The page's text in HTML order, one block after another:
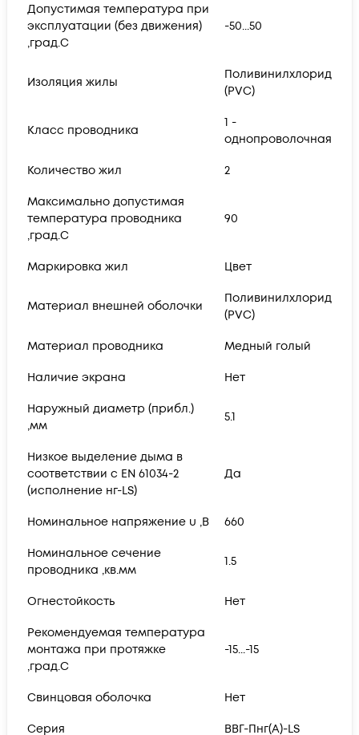
Допустимая температура при
эксплуатации (без движения)
,град.C
-50...50
Изоляция жилы
Поливинилхлорид
(PVC)
Класс проводника
1 -
однопроволочная
Количество жил 2
Максимально допустимая
температура проводника
,град.C
90
Маркировка жил Цвет
Материал внешней оболочки
Поливинилхлорид
(PVC)
Материал проводника Медный голый
Наличие экрана Нет
Наружный диаметр (прибл.)
,мм
5.1
Низкое выделение дыма в
соответствии с EN 61034-2
(исполнение нг-LS)
Да
Номинальное напряжение u ,В 660
Номинальное сечение
проводника ,кв.мм
1.5
Огнестойкость Нет
Рекомендуемая температура
монтажа при протяжке
,град.C
-15...-15
Свинцовая оболочка Нет
Серия ВВГ-Пнг(А)-LS